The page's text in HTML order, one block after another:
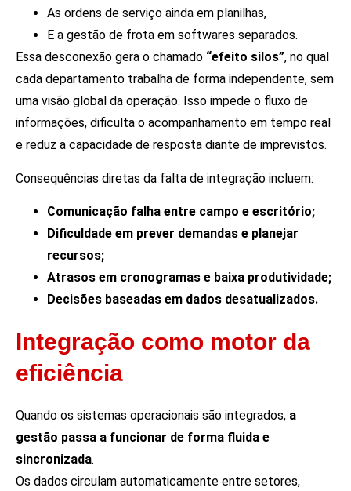
As ordens de serviço ainda em planilhas,
E a gestão de frota em softwares separados.
Essa desconexão gera o chamado “efeito silos”, no qual
cada departamento trabalha de forma independente, sem
uma visão global da operação. Isso impede o fluxo de
informações, dificulta o acompanhamento em tempo real
e reduz a capacidade de resposta diante de imprevistos.
Consequências diretas da falta de integração incluem:
Comunicação falha entre campo e escritório;
Dificuldade em prever demandas e planejar
recursos;
Atrasos em cronogramas e baixa produtividade;
Decisões baseadas em dados desatualizados.
Integração como motor da
eficiência
Quando os sistemas operacionais são integrados, a
gestão passa a funcionar de forma fluida e
sincronizada.
Os dados circulam automaticamente entre setores,